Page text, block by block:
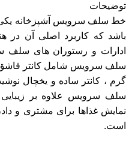
توضیحات
خط سلف سرویس آشپزخانه
باشد که کاربرد اصلی آن در
ادارات و رستوران های
سلف سرویس شامل کانتر
گرم ، کانتر ساده و یخچال
سلف سرویس علاوه بر
نمایش غذاها برای مشتری و
است.